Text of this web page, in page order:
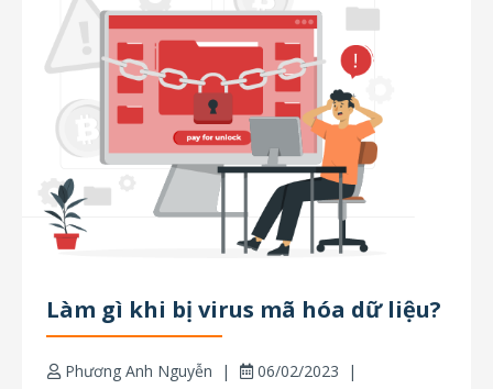
Làm gì khi bị virus mã hóa dữ liệu?
Phương Anh Nguyễn
06/02/2023